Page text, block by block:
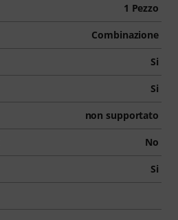
1 Pezzo
Combinazione
Si
Si
non supportato
No
Si